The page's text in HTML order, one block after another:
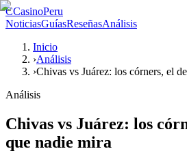
CCasinoPeru
NoticiasGuíasReseñasAnálisis
Inicio
›Análisis
›Chivas vs Juárez: los córners, el
Análisis
Chivas vs Juárez: los
que nadie mira